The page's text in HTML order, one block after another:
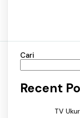
Cari
Recent
TV